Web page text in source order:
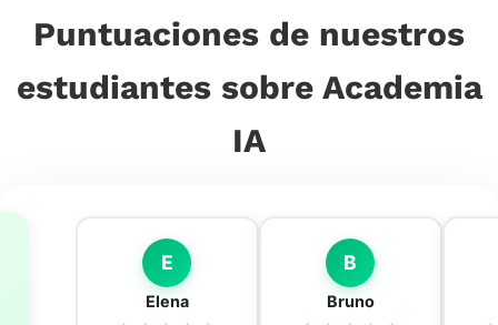
Puntuaciones de nuestros
estudiantes sobre Academia
IA